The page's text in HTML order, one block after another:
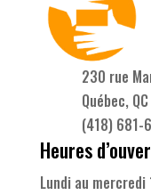
230 rue
Québec,
(418) 681-
Heures
Lundi au